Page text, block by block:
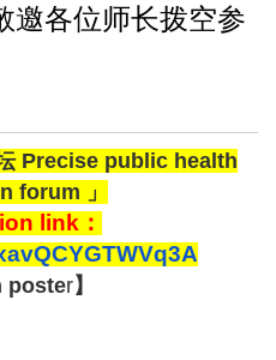
邀各位师长拨空参
Precise public health
forum 」
link：
poster】